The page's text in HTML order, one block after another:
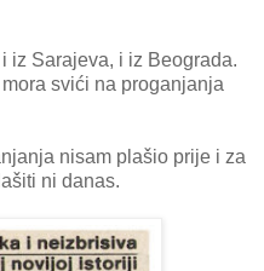
iz Sarajeva, i iz Beograda.
svići na proganjanja
nisam plašio prije i za
ni danas.